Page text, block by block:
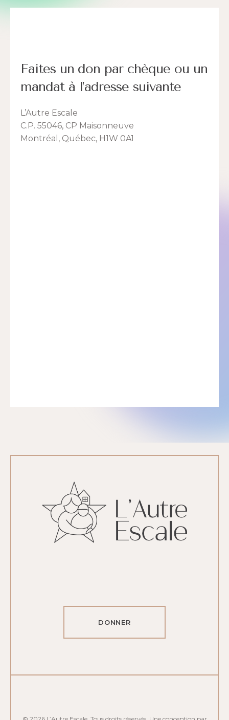
Faites un don par chèque ou un
mandat à l’adresse suivante
L’Autre Escale
C.P. 55046, CP Maisonneuve
Montréal, Québec, H1W 0A1
DONNER